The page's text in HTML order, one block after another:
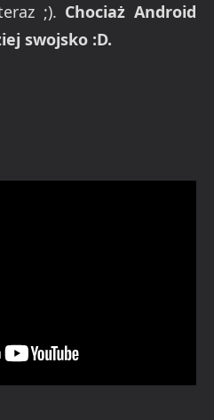
;). Chociaż Android
swojsko :D.